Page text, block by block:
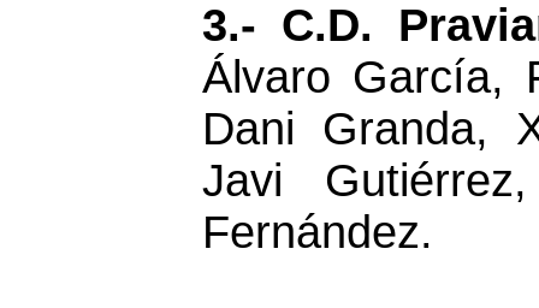
3.- C.D.
Álvaro García,
Dani Granda,
Javi
Fernández.